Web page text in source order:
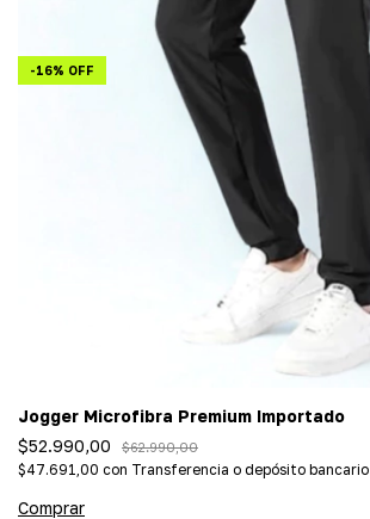
-16% OFF
Jogger Microfibra Premium Importado
$52.990,00
$62.990,00
$47.691,00 con Transferencia o depósito bancario
Comprar